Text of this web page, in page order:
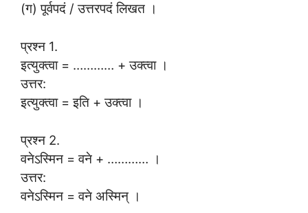
(ग) पूर्वपदं / उत्तरपदं लिखत ।
प्रश्न 1.
इत्युक्त्वा = ………… + उक्त्वा ।
उत्तर:
इत्युक्त्वा = इति + उक्त्वा ।
प्रश्न 2.
वनेऽस्मिन = वने + ………… ।
उत्तर:
वनेऽस्मिन = वने अस्मिन् ।